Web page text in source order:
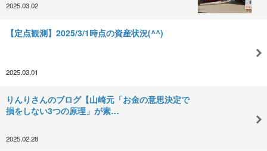
2025.03.02
【定点観測】2025/3/1時点の資産状況(^^)
2025.03.01
りんりさんのブログ【山崎元「お金の意思決定で
損をしない3つの原理」が素…
2025.02.28